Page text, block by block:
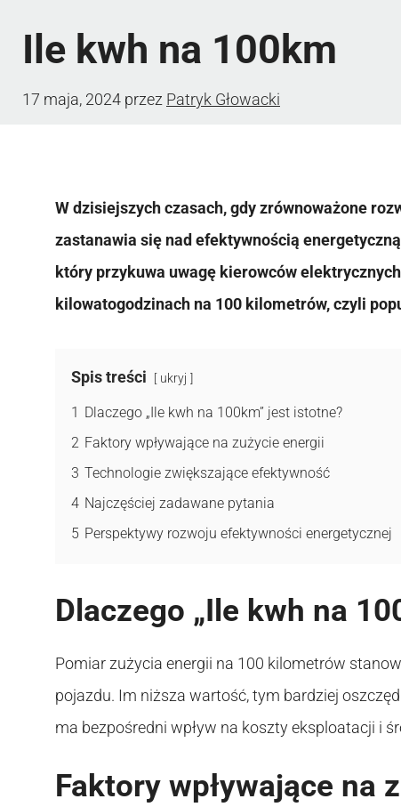
Ile kwh na 100km
17 maja, 2024 przez Patryk Głowacki
W dzisiejszych czasach, gdy zrównoważone
zastanawia się nad efektywnością
który przykuwa uwagę kierowców
kilowatogodzinach na 100 kilometrów, czyli
Spis treści ukryj
1 Dlaczego „Ile kwh na 100km” jest istotne?
2 Faktory wpływające na zużycie energii
3 Technologie zwiększające efektywność
4 Najczęściej zadawane pytania
5 Perspektywy rozwoju efektywności energetycznej
Dlaczego „Ile kwh na
Pomiar zużycia energii na 100 kilometrów
pojazdu. Im niższa wartość, tym bardziej
ma bezpośredni wpływ na koszty eksploatacji i
Faktory wpływające na